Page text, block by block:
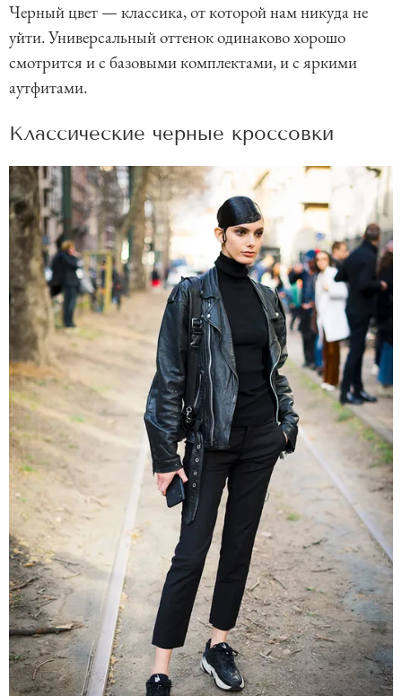
Черный цвет — классика, от которой нам никуда не
уйти. Универсальный оттенок одинаково хорошо
смотрится и с базовыми комплектами, и с яркими
аутфитами.
Классические черные кроссовки